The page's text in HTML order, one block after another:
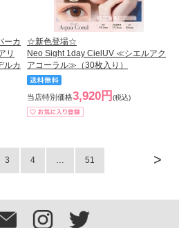
ーカ
リ
ルカ
☆新色登場☆
Neo Sight 1day CielUV ≪シエルアク
アコーラル≫（30枚入り）
当店特別価格3,920円 (税込)
>
3 4 … 51